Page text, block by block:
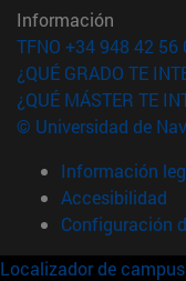
Información
TFNO +34 948 42 56
¿QUÉ GRADO TE
¿QUÉ MÁSTER TE
© Universidad de
Información
Accesibilidad
Configuración
Localizador de campus